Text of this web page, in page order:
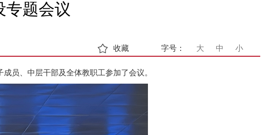
专题会议
字号： 大 中 小
收藏
员、中层干部及全体教职工参加了会议。